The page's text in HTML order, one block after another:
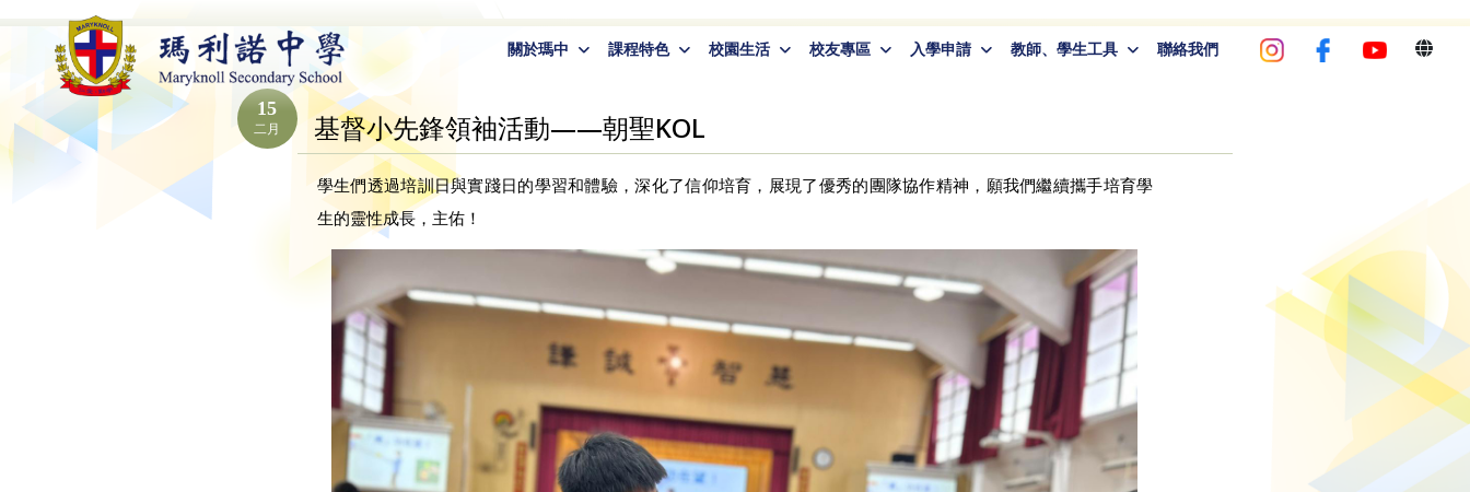
關於瑪中 課程特色 校園生活 校友專區 入學申請 教師、學生工具 聯絡我們
15
二月 基督小先鋒領袖活動——朝聖KOL
學生們透過培訓日與實踐日的學習和體驗，深化了信仰培育，展現了優秀的團隊協作精神，願我們繼續攜手培育學
生的靈性成長，主佑！